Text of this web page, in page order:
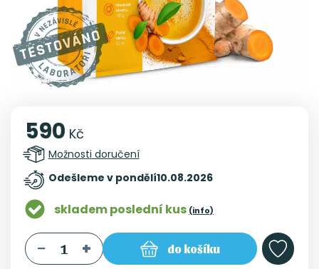
590 Kč
Možnosti doručení
Odešleme v pondělí10.08.2026
skladem poslední kus (info)
do košíku